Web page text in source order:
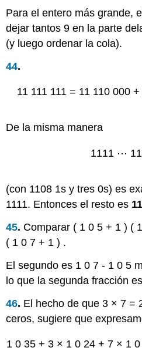
Para el entero más grande,
dejar tantos 9 en la parte
(y luego ordenar la cola).
44.
11 111 111 = 11 110 000 +
De la misma manera
1111 ⋯
(con 1108 1s y tres 0s) es
1111. Entonces el resto es
45. Comparar ( 1 0 5 + 1 ) ( 1
( 1 0 7 + 1 ) .
El segundo es 1 0 7 - 1 0 5
lo que la segunda fracción
46. El hecho de que 3 × 7 =
ceros, sugiere que
1 0 35 + 3 × 1 0 24 + 7 × 1 0